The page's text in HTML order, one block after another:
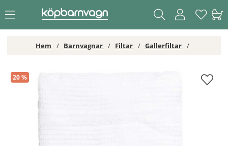
Hem Barnvagnar Filtar Gallerfiltar
20
Fresh Kid Gallerfilt Vit